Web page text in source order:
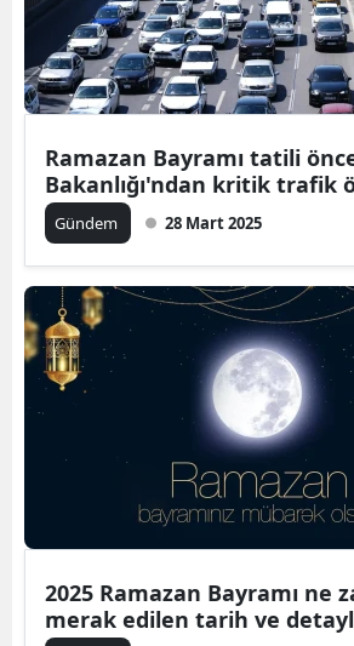
Ramazan Bayramı tatili
Bakanlığı'ndan kritik trafik
Gündem 28 Mart 2025
2025 Ramazan Bayramı ne
merak edilen tarih ve